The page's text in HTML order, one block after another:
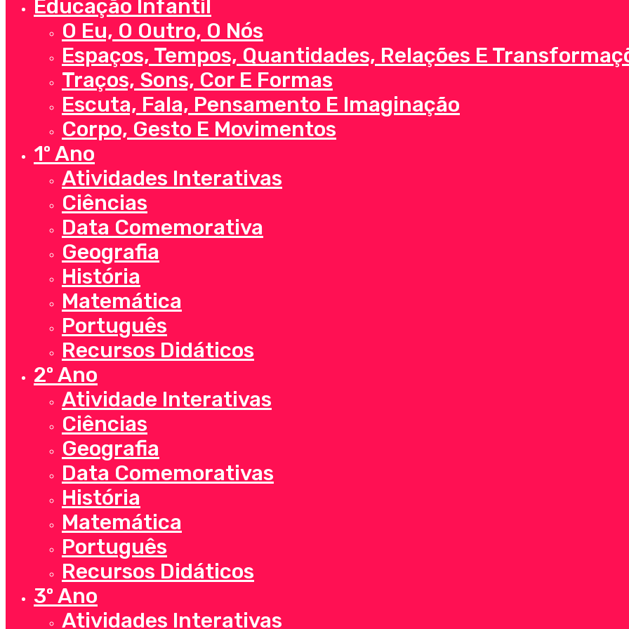
Educação Infantil
O Eu, O Outro, O Nós
Espaços, Tempos, Quantidades, Relações E
Traços, Sons, Cor E Formas
Escuta, Fala, Pensamento E Imaginação
Corpo, Gesto E Movimentos
1º Ano
Atividades Interativas
Ciências
Data Comemorativa
Geografia
História
Matemática
Português
Recursos Didáticos
2º Ano
Atividade Interativas
Ciências
Geografia
Data Comemorativas
História
Matemática
Português
Recursos Didáticos
3º Ano
Atividades Interativas